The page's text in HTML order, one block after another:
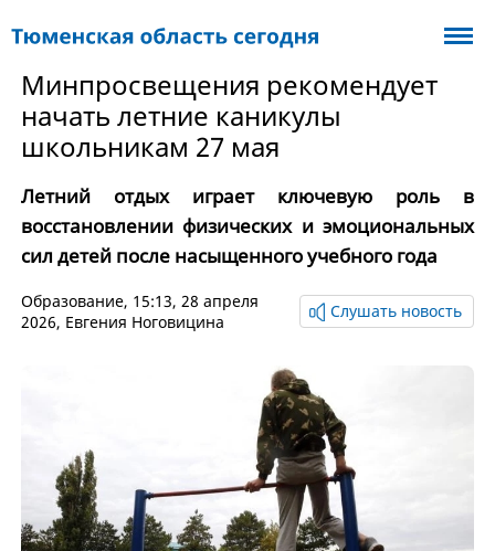
Минпросвещения рекомендует
начать летние каникулы
школьникам 27 мая
Летний отдых играет ключевую роль в
восстановлении физических и эмоциональных
сил детей после насыщенного учебного года
Образование, 15:13, 28 апреля
2026, Евгения Ноговицина
Слушать новость